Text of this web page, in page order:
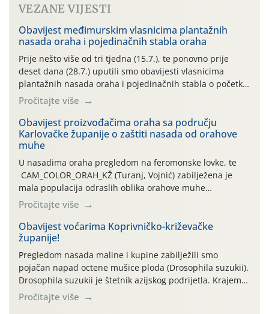
VEZANE VIJESTI
Obavijest međimurskim vlasnicima plantažnih
nasada oraha i pojedinačnih stabla oraha
Prije nešto više od tri tjedna (15.7.), te ponovno prije
deset dana (28.7.) uputili smo obavijesti vlasnicima
plantažnih nasada oraha i pojedinačnih stabla o početku
leta i ovogodišnjoj potrebi usmjerenog suzbijanja
orahove muhe (Rhagoletis completa)! Već dvanaest dana
traje drugi ovogodišnji “toplinski udar”, koji naročito
izražen zadnja šest dana (31.7.-05.8.), jer najviše
temperature zraka svakodnevno […]
Pročitajte više
Obavijest proizvođačima oraha sa području
Karlovačke županije o zaštiti nasada od orahove
muhe
U nasadima oraha pregledom na feromonske lovke, te
CAM_COLOR_ORAH_KŽ (Turanj, Vojnić) zabilježena je
mala populacija odraslih oblika orahove muhe
(Rhagoletis completa). Niska brojnost može se objasniti
činjenicom da je riječ o mladim nasadima s vrlo malim
urodom, što je povezano i s manjim brojem prezimjelih
jedinki. U starijim nasadima, na žutim ljepljivim Rebell
pločama s […]
Pročitajte više
Obavijest voćarima Koprivničko-križevačke
županije!
Pregledom nasada maline i kupine zabilježili smo
pojačan napad octene mušice ploda (Drosophila suzukii).
Drosophila suzukii je štetnik azijskog podrijetla. Krajem
2010. godine prvi puta je registriran u Hrvatskoj, a u
rujnu 2016. godine na našem su području zabilježene
Pročitajte više